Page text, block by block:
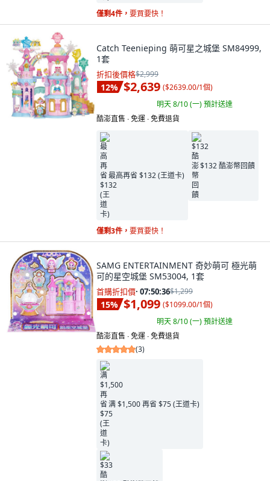
僅剩4件， 要買要快！
Catch Teenieping 萌可星之城堡 SM84999,
1套
折扣後價格$2,999
12% $2,639 ($2639.00/1個)
明天 8/10 (一)預計送達
酷澎直售 ∙ 免運 ∙ 免費退貨
最高再省 $132 (王道卡)
$132 酷澎幣回饋
僅剩3件， 要買要快！
SAMG ENTERTAINMENT 奇妙萌可 極光萌
可的星空城堡 SM53004, 1套
首購折扣價· 07:50:34$1,299
15% $1,099 ($1099.00/1個)
明天 8/10 (一)預計送達
酷澎直售 ∙ 免運 ∙ 免費退貨
(3)
满 $1,500 再省 $75 (王道卡)